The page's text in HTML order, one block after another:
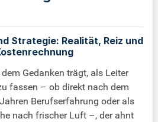
Strategie: Realität, Reiz und
Gedanken trägt, als Leiter
fassen – ob direkt nach dem
Berufserfahrung oder als
nach frischer Luft –, der ahnt